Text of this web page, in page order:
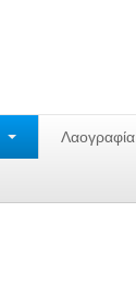
Λαογραφία